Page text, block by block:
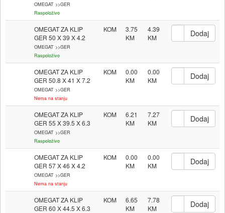
OMEGAT >>GER
Raspoloživo
OMEGAT ZA KLIP
GER 50 X 39 X 4.2
OMEGAT >>GER
Raspoloživo
KOM 3.75 4.39
OMEGAT ZA KLIP
GER 50.8 X 41 X 7.2
OMEGAT >>GER
Nema na stanju
KOM 0.00 0.00
OMEGAT ZA KLIP
GER 55 X 39.5 X 6.3
OMEGAT >>GER
Raspoloživo
KOM 6.21 7.27
OMEGAT ZA KLIP
GER 57 X 46 X 4.2
OMEGAT >>GER
Nema na stanju
KOM 0.00 0.00
OMEGAT ZA KLIP
GER 60 X 44.5 X 6.3
KOM 6.65 7.78